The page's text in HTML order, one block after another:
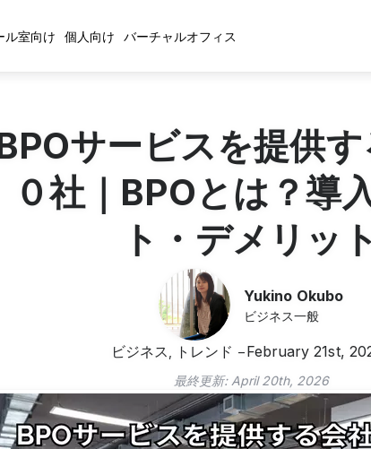
ル室向け 個人向け バーチャルオフィス
サービスを提供す
０社｜BPOとは？導
ト・デメリット
Yukino Okubo
ビジネス一般
ビジネス トレンド February 21st,
最終更新: April 20th, 2026